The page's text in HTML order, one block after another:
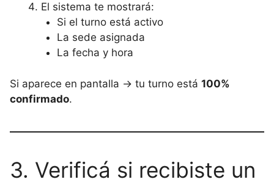
El sistema te mostrará:
Si el turno está activo
La sede asignada
La fecha y hora
Si aparece en pantalla → tu turno está 100%
confirmado.
3. Verificá si recibiste un